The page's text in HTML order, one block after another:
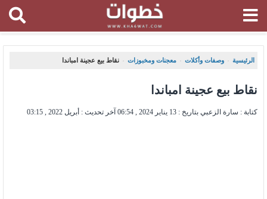
الرئيسية ، وصفات وأكلات ، معجنات ومخبوزات ، نقاط بيع عجينة امباندا
نقاط بيع عجينة امباندا
كتابة : سارة الزعبي بتاريخ : 13 يناير 2024 , 06:54 آخر تحديث : أبريل 2022 , 03:15